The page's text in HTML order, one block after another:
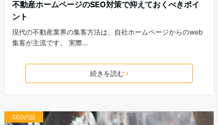
不動産ホームページのSEO対策で抑えておくべきポイ
ント
現代の不動産業界の集客方法は、自社ホームページからのweb
集客が主流です。 実際…
続きを読む
SEOの話